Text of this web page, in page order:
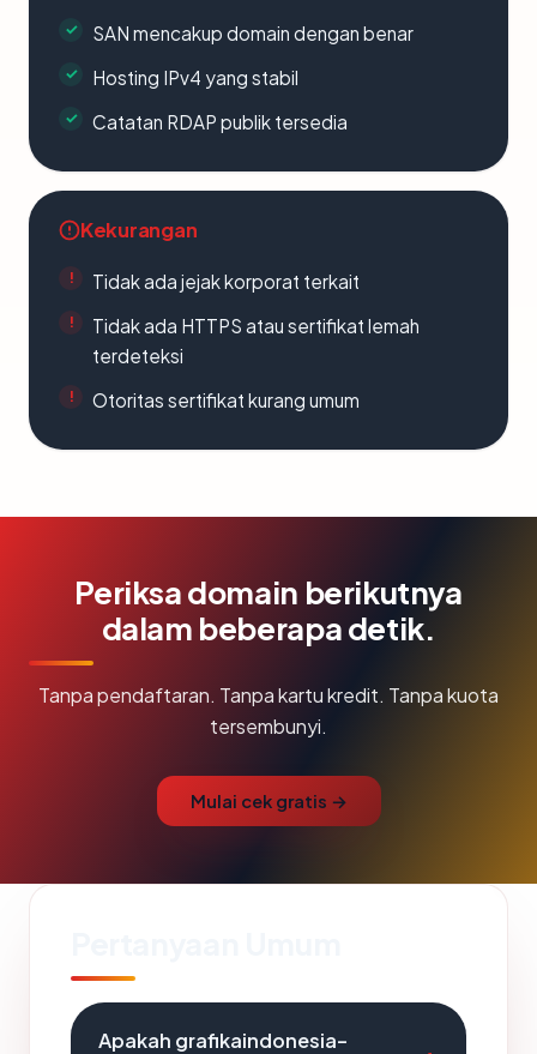
SAN mencakup domain dengan benar
Hosting IPv4 yang stabil
Catatan RDAP publik tersedia
Kekurangan
Tidak ada jejak korporat terkait
Tidak ada HTTPS atau sertifikat lemah
terdeteksi
Otoritas sertifikat kurang umum
Periksa domain berikutnya
dalam beberapa detik.
Tanpa pendaftaran. Tanpa kartu kredit. Tanpa kuota
tersembunyi.
Mulai cek gratis →
Apakah grafikaindonesia-